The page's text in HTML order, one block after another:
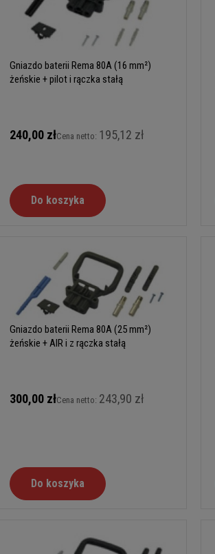
Gniazdo baterii Rema 80A (16 mm²)
żeńskie + pilot i rączka stałą
240,00 złCena netto: 195,12 zł
Do koszyka
Gniazdo baterii Rema 80A (25 mm²)
żeńskie + AIR i z rączka stałą
300,00 złCena netto: 243,90 zł
Do koszyka